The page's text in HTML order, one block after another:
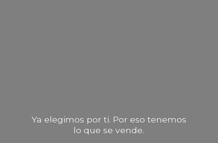
Ya elegimos por ti. Por eso tenemos
lo quese vende.